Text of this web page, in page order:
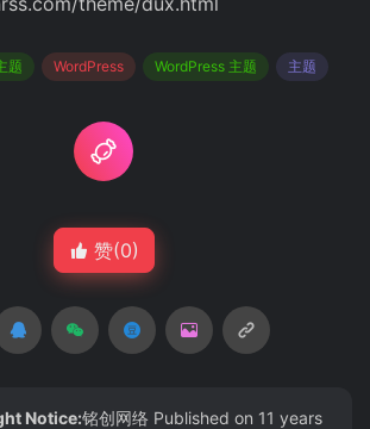
题 WordPress WordPress 主题 主题
赞(0)
Notice:铭创网络 Published on 11 years